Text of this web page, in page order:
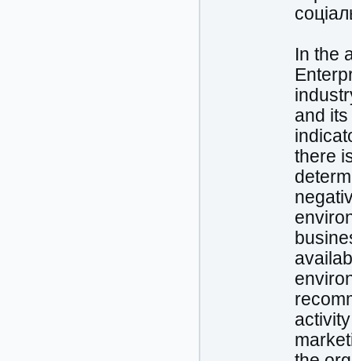
In the
and
there